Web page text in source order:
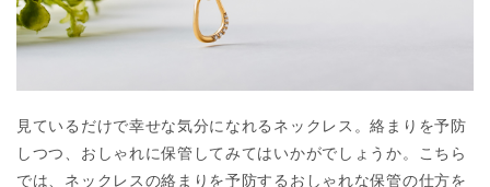
見ているだけで幸せな気分になれるネックレス。絡まりを予防
しつつ、おしゃれに保管してみてはいかがでしょうか。こちら
では、ネックレスの絡まりを予防するおしゃれな保管の仕方を